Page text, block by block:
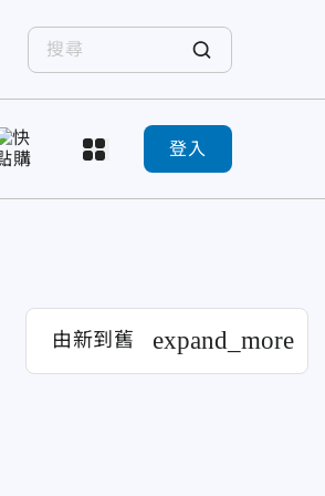
登入
由新到舊 expand_more